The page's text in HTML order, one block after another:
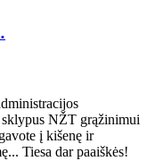
NŽT grąžinimui
į kišenę ir
Tiesa dar paaiškės!